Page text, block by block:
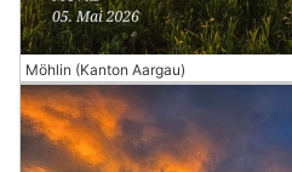
Möhlin (Kanton Aargau)